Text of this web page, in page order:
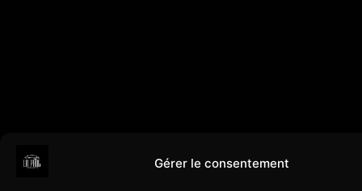
Gérer le consentement